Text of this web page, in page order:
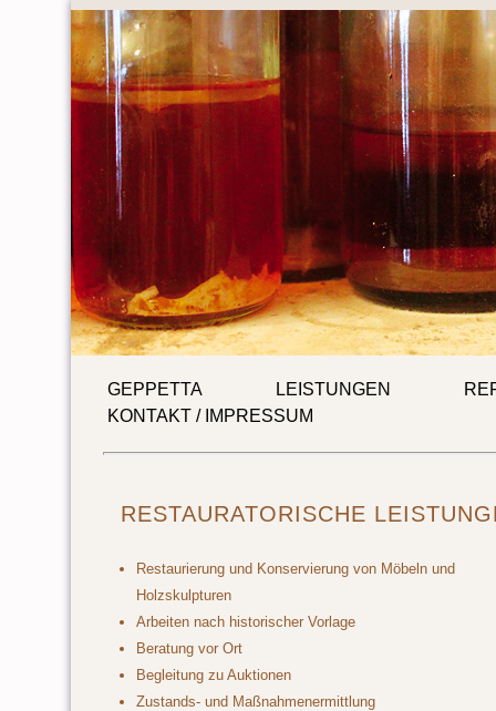
GEPPETTA LEISTUNGEN
KONTAKT / IMPRESSUM
RESTAURATORISCHE
Restaurierung und Konservierung von Möbeln und
Holzskulpturen
Arbeiten nach historischer Vorlage
Beratung vor Ort
Begleitung zu Auktionen
Zustands- und Maßnahmenermittlung